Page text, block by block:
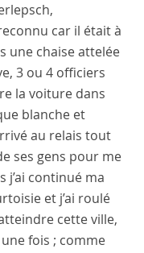
car il était à
une chaise attelée
3 ou 4 officiers
la voiture dans
blanche et
au relais tout
ses gens pour me
j’ai continué ma
et j’ai roulé
cette ville,
fois ; comme